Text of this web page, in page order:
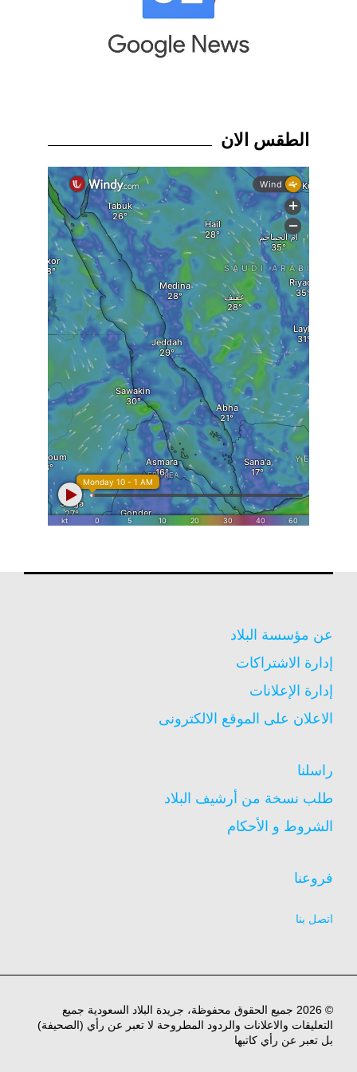
الطقس الان
عن مؤسسة البلاد
إدارة الاشتراكات
إدارة الإعلانات
الاعلان على الموقع الالكترونى
راسلنا
طلب نسخة من أرشيف البلاد
الشروط و الأحكام
فروعنا
اتصل بنا
© 2026 جميع الحقوق محفوظة، جريدة البلاد السعودية جميع
التعليقات والاعلانات والردود المطروحة لا تعبر عن رأي (الصحيفة)
بل تعبر عن رأي كاتبها